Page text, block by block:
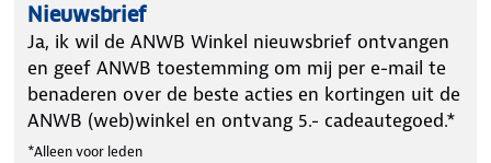
Nieuwsbrief
Ja, ik wil de ANWB Winkel nieuwsbrief ontvangen
en geef ANWB toestemming om mij per e-mail te
benaderen over de beste acties en kortingen uit de
ANWB (web)winkel en ontvang 5.- cadeautegoed.*
*Alleen voor leden